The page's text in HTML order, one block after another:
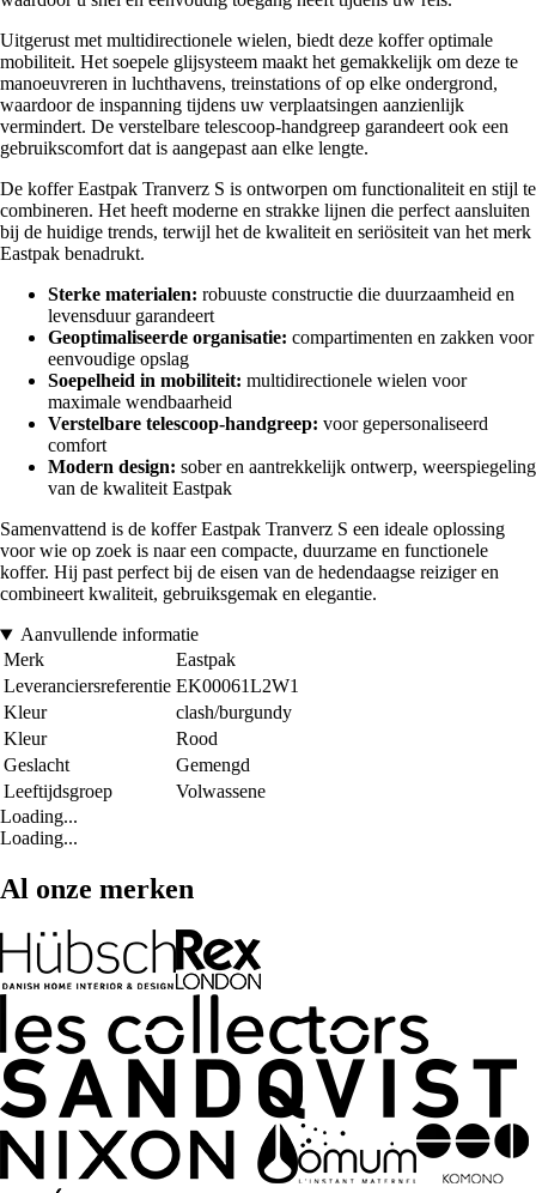
Uitgerust met multidirectionele wielen, biedt deze koffer optimale
mobiliteit. Het soepele glijsysteem maakt het gemakkelijk om deze te
manoeuvreren in luchthavens, treinstations of op elke ondergrond,
waardoor de inspanning tijdens uw verplaatsingen aanzienlijk
vermindert. De verstelbare telescoop-handgreep garandeert ook een
gebruikscomfort dat is aangepast aan elke lengte.
De koffer Eastpak Tranverz S is ontworpen om functionaliteit en stijl te
combineren. Het heeft moderne en strakke lijnen die perfect aansluiten
bij de huidige trends, terwijl het de kwaliteit en seriösiteit van het merk
Eastpak benadrukt.
Sterke materialen: robuuste constructie die duurzaamheid en
levensduur garandeert
Geoptimaliseerde organisatie: compartimenten en zakken voor
eenvoudige opslag
Soepelheid in mobiliteit: multidirectionele wielen voor
maximale wendbaarheid
Verstelbare telescoop-handgreep: voor gepersonaliseerd
comfort
Modern design: sober en aantrekkelijk ontwerp, weerspiegeling
van de kwaliteit Eastpak
Samenvattend is de koffer Eastpak Tranverz S een ideale oplossing
voor wie op zoek is naar een compacte, duurzame en functionele
koffer. Hij past perfect bij de eisen van de hedendaagse reiziger en
combineert kwaliteit, gebruiksgemak en elegantie.
Aanvullende informatie
Merk
Eastpak
Leveranciersreferentie EK00061L2W1
Kleur
clash/burgundy
Kleur
Rood
Geslacht
Gemengd
Leeftijdsgroep
Volwassene
Loading...
Loading...
Al onze merken